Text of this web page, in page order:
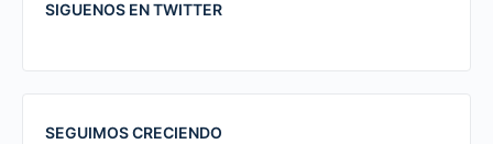
SIGUENOS EN TWITTER
SEGUIMOS CRECIENDO